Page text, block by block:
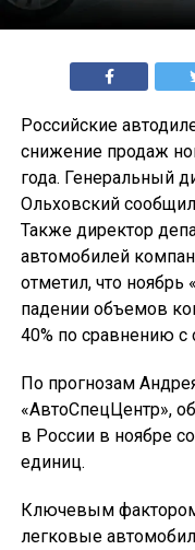
Российские
снижение продаж
года. Генеральный
Ольховский сообщил
Также директор
автомобилей
отметил, что ноябрь
падении объемов
40% по сравнению с
По прогнозам
«АвтоСпецЦентр»,
в России в ноябре
единиц.
Ключевым
легковые